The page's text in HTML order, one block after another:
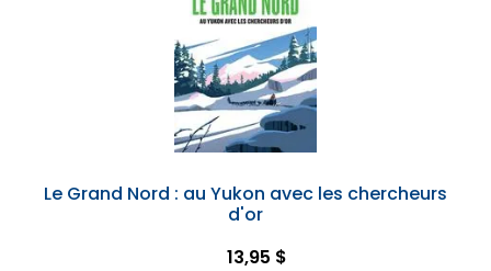
Le Grand Nord : au Yukon avec les chercheurs
d'or
13,95 $